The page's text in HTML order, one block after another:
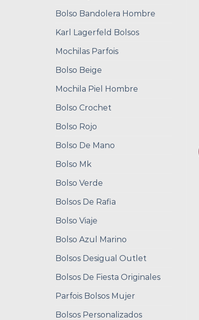
Bolso Bandolera Hombre
Karl Lagerfeld Bolsos
Mochilas Parfois
Bolso Beige
Mochila Piel Hombre
Bolso Crochet
Bolso Rojo
Bolso De Mano
Bolso Mk
Bolso Verde
Bolsos De Rafia
Bolso Viaje
Bolso Azul Marino
Bolsos Desigual Outlet
Bolsos De Fiesta Originales
Parfois Bolsos Mujer
Bolsos Personalizados